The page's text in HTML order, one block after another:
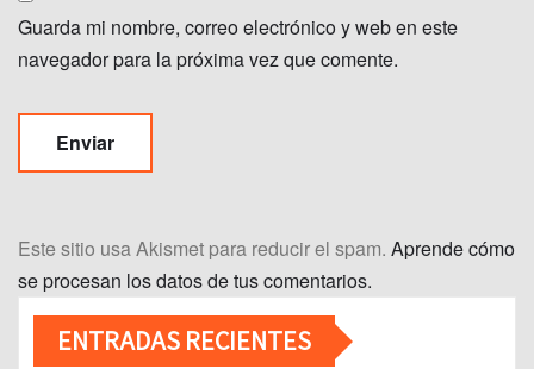
Guarda mi nombre, correo electrónico y web en este
navegador para la próxima vez que comente.
Este sitio usa Akismet para reducir el spam. Aprende cómo
se procesan los datos de tus comentarios.
ENTRADAS RECIENTES